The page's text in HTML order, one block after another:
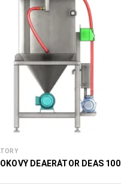
DEAERÁTOR DEAS 100